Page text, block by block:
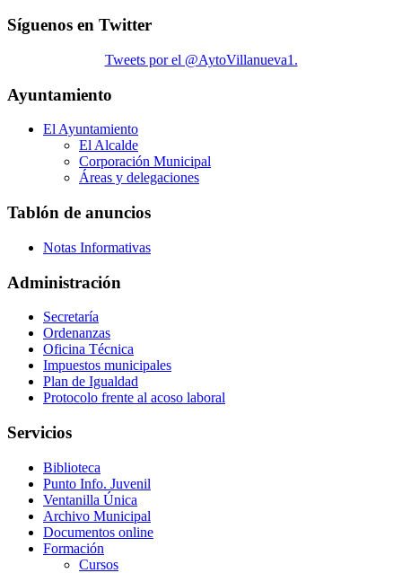
Síguenos en Twitter
Tweets por el @AytoVillanueva1.
Ayuntamiento
El Ayuntamiento
El Alcalde
Corporación Municipal
Áreas y delegaciones
Tablón de anuncios
Notas Informativas
Administración
Secretaría
Ordenanzas
Oficina Técnica
Impuestos municipales
Plan de Igualdad
Protocolo frente al acoso laboral
Servicios
Biblioteca
Punto Info. Juvenil
Ventanilla Única
Archivo Municipal
Documentos online
Formación
Cursos